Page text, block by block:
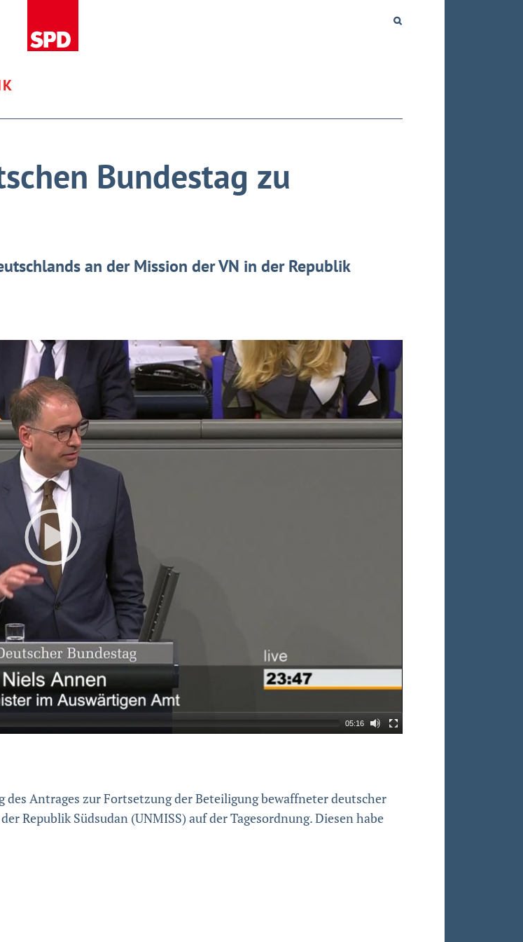
Bundestag zu
an der Mission der VN in der Republik
05:16
Antrages zur Fortsetzung der Beteiligung bewaffneter deutscher
Republik Südsudan (UNMISS) auf der Tagesordnung. Diesen habe